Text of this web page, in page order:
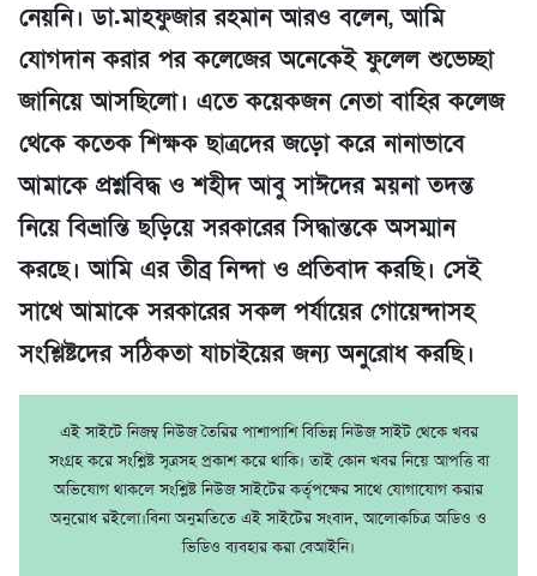
নেয়নি। ডা.মাহফুজার রহমান আরও বলেন, আমি
যোগদান করার পর কলেজের অনেকেই ফুলেল শুভেচ্ছা
জানিয়ে আসছিলো। এতে কয়েকজন নেতা বাহির কলেজ
থেকে কতেক শিক্ষক ছাত্রদের জড়ো করে নানাভাবে
আমাকে প্রশ্নবিদ্ধ ও শহীদ আবু সাঈদের ময়না তদন্ত
নিয়ে বিভ্রান্তি ছড়িয়ে সরকারের সিদ্ধান্তকে অসম্মান
করছে। আমি এর তীব্র নিন্দা ও প্রতিবাদ করছি। সেই
সাথে আমাকে সরকারের সকল পর্যায়ের গোয়েন্দাসহ
সংশ্লিষ্টদের সঠিকতা যাচাইয়ের জন্য অনুরোধ করছি।
এই সাইটে নিজম্ব নিউজ তৈরির পাশাপাশি বিভিন্ন নিউজ সাইট থেকে খবর
সংগ্রহ করে সংশ্লিষ্ট সূত্রসহ প্রকাশ করে থাকি। তাই কোন খবর নিয়ে আপত্তি বা
অভিযোগ থাকলে সংশ্লিষ্ট নিউজ সাইটের কর্তৃপক্ষের সাথে যোগাযোগ করার
অনুরোধ রইলো।বিনা অনুমতিতে এই সাইটের সংবাদ, আলোকচিত্র অডিও ও
ভিডিও ব্যবহার করা বেআইনি।